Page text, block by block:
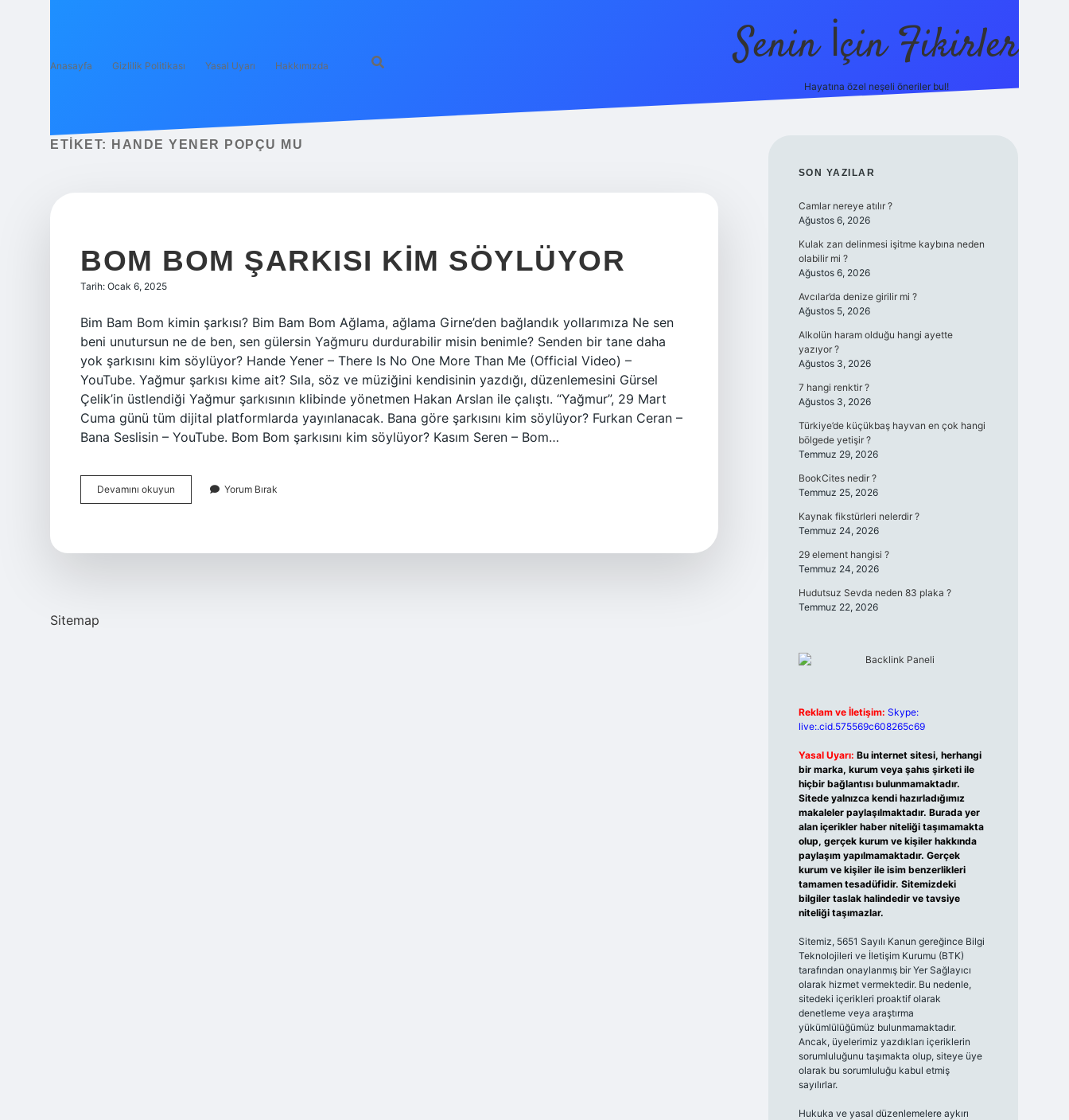
Anasayfa Gizlilik Politikası Yasal Uyarı Hakkımızda Senin İçin Fikirler
Hayatına özel neşeli öneriler bul!
ETIKET: HANDE YENER POPÇU MU
BOM BOM ŞARKISI KIM SÖYLÜYOR
Tarih: Ocak 6, 2025
Bim Bam Bom kimin şarkısı? Bim Bam Bom Ağlama, ağlama Girne’den bağlandık yollarımıza Ne sen
beni unutursun ne de ben, sen gülersin Yağmuru durdurabilir misin benimle? Senden bir tane daha
yok şarkısını kim söylüyor? Hande Yener – There Is No One More Than Me (Official Video) –
YouTube. Yağmur şarkısı kime ait? Sıla, söz ve müziğini kendisinin yazdığı, düzenlemesini Gürsel
Çelik’in üstlendiği Yağmur şarkısının klibinde yönetmen Hakan Arslan ile çalıştı. “Yağmur”, 29 Mart
Cuma günü tüm dijital platformlarda yayınlanacak. Bana göre şarkısını kim söylüyor? Furkan Ceran –
Bana Seslisin – YouTube. Bom Bom şarkısını kim söylüyor? Kasım Seren – Bom…
Devamını okuyun
Bom
Yorum Bırak
Sitemap
SIDEBAR
SON YAZILAR
Camlar nereye atılır ?
Ağustos 6, 2026
Kulak zarı delinmesi işitme kaybına neden
olabilir mi ?
Ağustos 6, 2026
Avcılar’da denize girilir mi ?
Ağustos 5, 2026
Alkolün haram olduğu hangi ayette
yazıyor ?
Ağustos 3, 2026
7 hangi renktir ?
Ağustos 3, 2026
Türkiye’de küçükbaş hayvan en çok hangi
bölgede yetişir ?
Temmuz 29, 2026
BookCites nedir ?
Temmuz 25, 2026
Kaynak fikstürleri nelerdir ?
Temmuz 24, 2026
29 element hangisi ?
Temmuz 24, 2026
Hudutsuz Sevda neden 83 plaka ?
Temmuz 22, 2026
Reklam ve İletişim: Skype:
live:.cid.575569c608265c69
Yasal Uyarı: Bu internet sitesi, herhangi
bir marka, kurum veya şahıs şirketi ile
hiçbir bağlantısı bulunmamaktadır.
Sitede yalnızca kendi hazırladığımız
makaleler paylaşılmaktadır. Burada yer
alan içerikler haber niteliği taşımamakta
olup, gerçek kurum ve kişiler hakkında
paylaşım yapılmamaktadır. Gerçek
kurum ve kişiler ile isim benzerlikleri
tamamen tesadüfidir. Sitemizdeki
bilgiler taslak halindedir ve tavsiye
niteliği taşımazlar.
Sitemiz, 5651 Sayılı Kanun gereğince Bilgi
Teknolojileri ve İletişim Kurumu (BTK)
tarafından onaylanmış bir Yer Sağlayıcı
olarak hizmet vermektedir. Bu nedenle,
sitedeki içerikleri proaktif olarak
denetleme veya araştırma
yükümlülüğümüz bulunmamaktadır.
Ancak, üyelerimiz yazdıkları içeriklerin
sorumluluğunu taşımakta olup, siteye üye
olarak bu sorumluluğu kabul etmiş
sayılırlar.
Hukuka ve yasal düzenlemelere aykırı